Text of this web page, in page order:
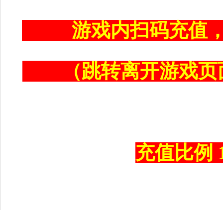
游戏内扫码充值
（跳转离开游戏
充值比例